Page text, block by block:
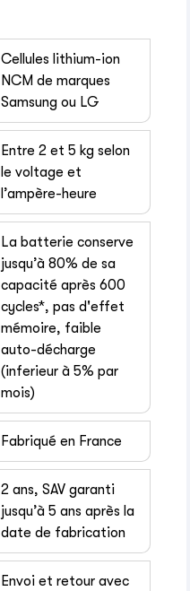
Cellules lithium-ion
NCM de marques
Samsung ou LG
Entre 2 et 5 kg selon
le voltage et
l’ampère-heure
La batterie conserve
jusqu’à 80% de sa
capacité après 600
cycles*, pas d'effet
mémoire, faible
auto-décharge
(inferieur à 5% par
mois)
Fabriqué en France
2 ans, SAV garanti
jusqu’à 5 ans après la
date de fabrication
Envoi et retour avec